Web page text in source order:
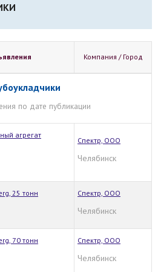
Компания / Город
по дате публикации
агрегат
Спектр, ООО
Челябинск
25 тонн Спектр, ООО
Челябинск
70 тонн Спектр, ООО
Челябинск